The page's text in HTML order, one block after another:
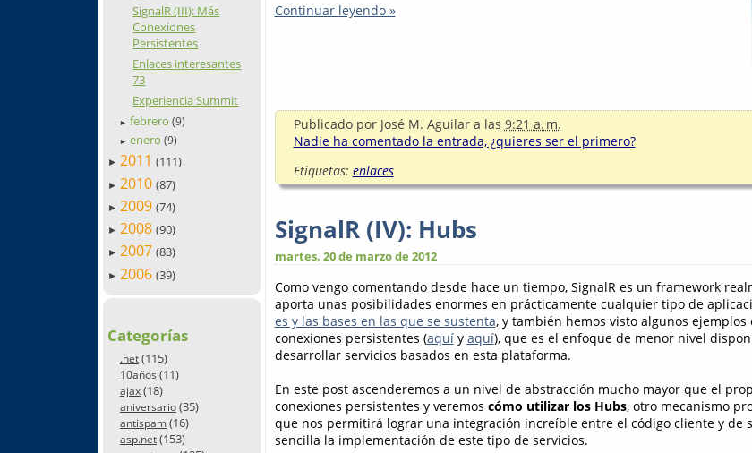
SignalR (III): Más
Conexiones
Persistentes
Enlaces interesantes
73
Experiencia Summit
► febrero(9)
► enero(9)
► 2011 (111)
► 2010 (87)
► 2009 (74)
► 2008 (90)
► 2007 (83)
► 2006 (39)
Categorías
.net(115)
10años (11)
ajax(18)
aniversario(35)
antispam(16)
asp.net(153)
Continuar leyendo »
Publicado por José M. Aguilar a las 9:21 a. m.
Nadie ha comentado la entrada, ¿quieres ser el primero?
Etiquetas: enlaces
SignalR (IV): Hubs
martes, 20 de marzo de 2012
Como vengo comentando desde hace un tiempo, SignalR es un framework
aporta unas posibilidades enormes en prácticamente cualquier tipo de
es y las bases en las que se sustenta, y también hemos visto algunos
conexiones persistentes (aquíy aquí), que es el enfoque de menor nivel
desarrollar servicios basados en esta plataforma.
En este post ascenderemos a un nivel de abstracción mucho mayor que el
conexiones persistentes y veremos cómo utilizar los Hubs, otro mecanismo
que nos permitirá lograr una integración increíble entre el código cliente y de
sencilla la implementación de este tipo de servicios.